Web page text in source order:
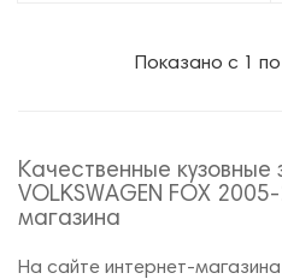
Показано с 1
Качественные кузовные
VOLKSWAGEN FOX
магазина
На сайте интернет-